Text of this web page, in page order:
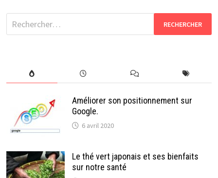
Rechercher :
Améliorer son positionnement sur
Google.
6 avril 2020
Le thé vert japonais et ses bienfaits
sur notre santé